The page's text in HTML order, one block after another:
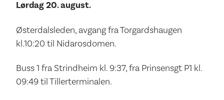
Lørdag 20. august.
Østerdalsleden, avgang fra Torgardshaugen
kl.10:20 til Nidarosdomen.
Buss 1 fra Strindheim kl. 9:37, fra Prinsensgt P1 kl.
09:49 til Tillerterminalen.